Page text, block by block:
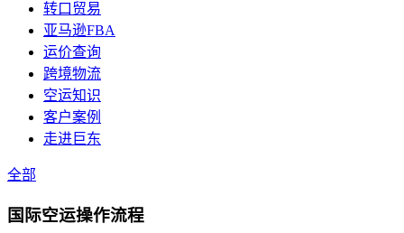
转口贸易
亚马逊FBA
运价查询
跨境物流
空运知识
客户案例
走进巨东
全部
国际空运操作流程